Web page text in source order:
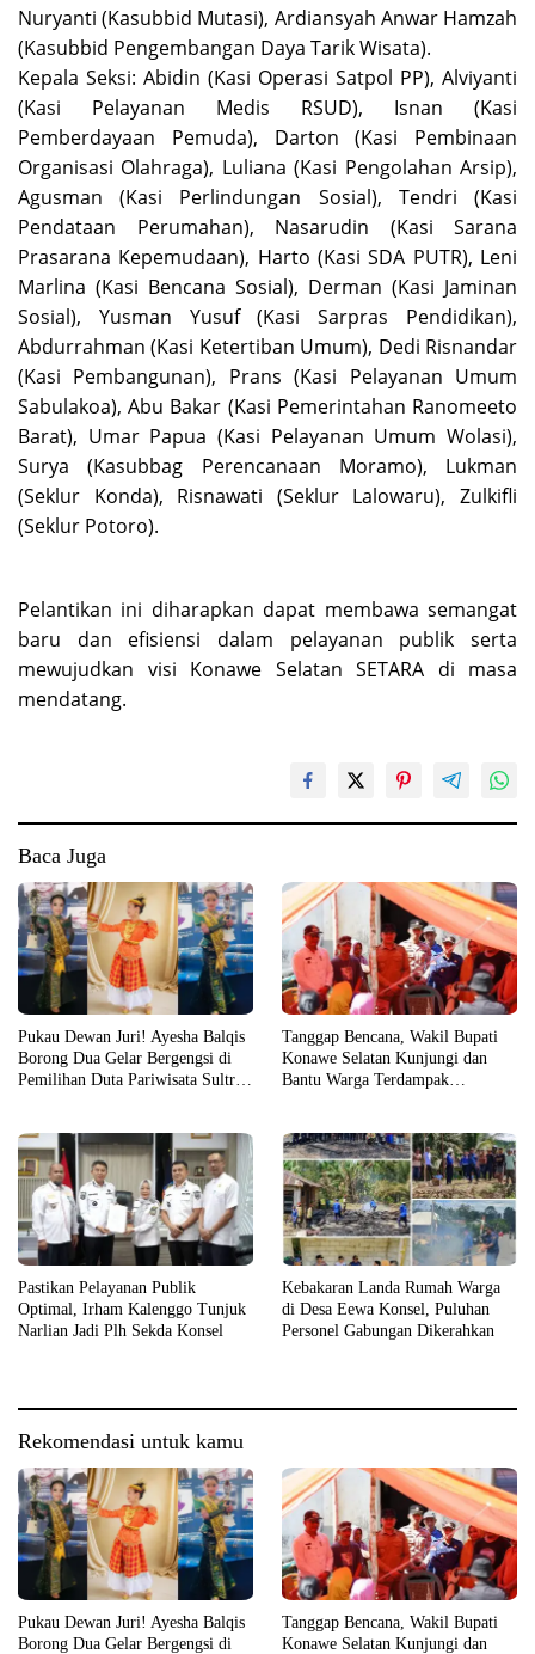
Nuryanti (Kasubbid Mutasi), Ardiansyah Anwar Hamzah
(Kasubbid Pengembangan Daya Tarik Wisata).
Kepala Seksi: Abidin (Kasi Operasi Satpol PP), Alviyanti
(Kasi Pelayanan Medis RSUD), Isnan (Kasi
Pemberdayaan Pemuda), Darton (Kasi Pembinaan
Organisasi Olahraga), Luliana (Kasi Pengolahan Arsip),
Agusman (Kasi Perlindungan Sosial), Tendri (Kasi
Pendataan Perumahan), Nasarudin (Kasi Sarana
Prasarana Kepemudaan), Harto (Kasi SDA PUTR), Leni
Marlina (Kasi Bencana Sosial), Derman (Kasi Jaminan
Sosial), Yusman Yusuf (Kasi Sarpras Pendidikan),
Abdurrahman (Kasi Ketertiban Umum), Dedi Risnandar
(Kasi Pembangunan), Prans (Kasi Pelayanan Umum
Sabulakoa), Abu Bakar (Kasi Pemerintahan Ranomeeto
Barat), Umar Papua (Kasi Pelayanan Umum Wolasi),
Surya (Kasubbag Perencanaan Moramo), Lukman
(Seklur Konda), Risnawati (Seklur Lalowaru), Zulkifli
(Seklur Potoro).
Pelantikan ini diharapkan dapat membawa semangat
baru dan efisiensi dalam pelayanan publik serta
mewujudkan visi Konawe Selatan SETARA di masa
mendatang.
Baca Juga
Pukau Dewan Juri! Ayesha Balqis
Borong Dua Gelar Bergengsi di
Pemilihan Duta Pariwisata Sultra
Tanggap Bencana, Wakil Bupati
Konawe Selatan Kunjungi dan
Bantu Warga Terdampak
Pastikan Pelayanan Publik
Optimal, Irham Kalenggo Tunjuk
Narlian Jadi Plh Sekda Konsel
Kebakaran Landa Rumah Warga
di Desa Eewa Konsel, Puluhan
Personel Gabungan Dikerahkan
Rekomendasi untuk kamu
Pukau Dewan Juri! Ayesha Balqis
Borong Dua Gelar Bergengsi di
Tanggap Bencana, Wakil Bupati
Konawe Selatan Kunjungi dan